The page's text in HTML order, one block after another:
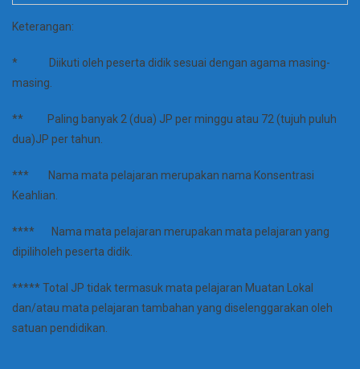
Keterangan:
* Diikuti oleh peserta didik sesuai dengan agama masing-
masing.
** Paling banyak 2 (dua) JP per minggu atau 72 (tujuh puluh
dua)JP per tahun.
*** Nama mata pelajaran merupakan nama Konsentrasi
Keahlian.
**** Nama mata pelajaran merupakan mata pelajaran yang
dipiliholeh peserta didik.
***** Total JP tidak termasuk mata pelajaran Muatan Lokal
dan/atau mata pelajaran tambahan yang diselenggarakan oleh
satuan pendidikan.